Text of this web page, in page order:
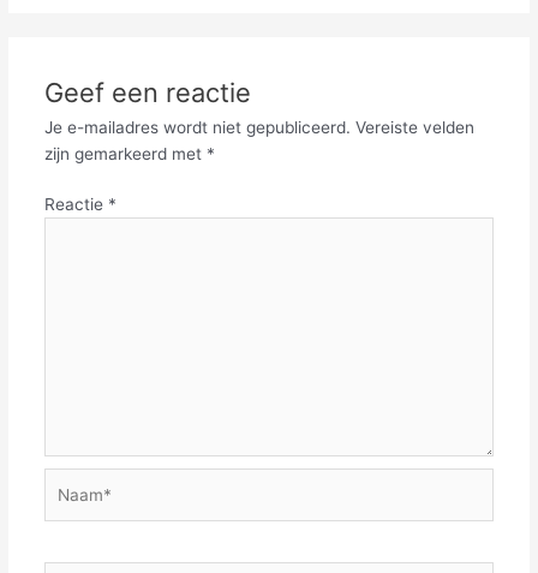
Geef een reactie
Je e-mailadres wordt niet gepubliceerd. Vereiste velden
zijn gemarkeerd met *
Reactie *